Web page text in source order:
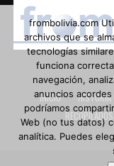
INICIO HISTORIA
RECOPILADOS
frombolivia.com
archivos que se
tecnologías
funciona
navegación,
anuncios
podríamos
Web (no tus datos)
analítica. Puedes